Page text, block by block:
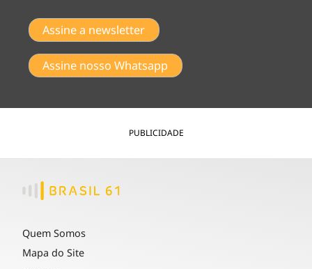
Assine a newsletter
Assine nosso Whatsapp
PUBLICIDADE
Quem Somos
Mapa do Site